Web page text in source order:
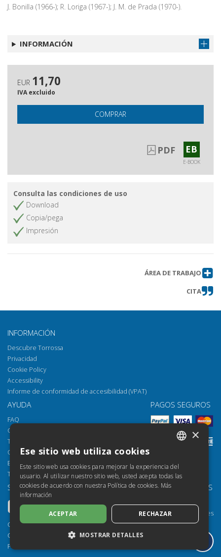
J. Bonilla (1966-); R. Loriga (1967-); J. M. de Prada (1970-).
INFORMACIÓN
EUR 11,70
IVA excluido
COMPRAR
PDF EB
E-BOOK
Consulta las condiciones de uso
Download
Copia/pega
Impresión
ÁREA DE TRABAJO
CITA
INFORMACIÓN
Descubre Torrossa
Privacidad
Cookie Policy
Accessibility
Informe de conformidad de accesibilidad (VPAT)
AYUDA
FAQ
Cómo abrir los archivos
Torrossa Reader
Opciones de acceso
Email: helpdesk@torrossa.com
Tel:
+39 055 5018800
PAGOS SEGUROS
SÍGUENOS
Copyright 2000-2026
Casalini Libri
P.IVA IT03106600483
NUESTROS RECURSOS
Torrossa para Instituciones
Torrossa Open
Library Services
ENGLISH
GERMAN
×
Ese sitio web utiliza cookies
Este sitio web usa cookies para mejorar la experiencia del
usuario. Al utilizar nuestro sitio web, usted acepta todas las
cookies de acuerdo con nuestra Política de cookies. Más
información
ACEPTAR RECHAZAR
MOSTRAR DETALLES